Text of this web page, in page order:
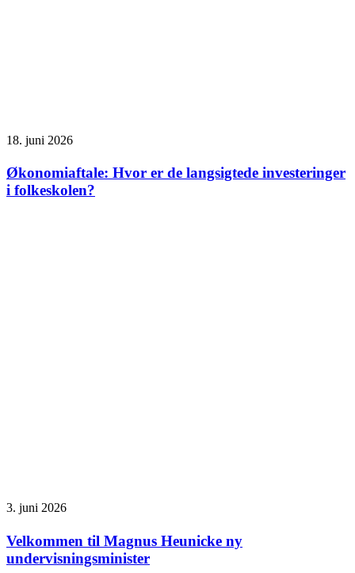
18. juni 2026
Økonomiaftale: Hvor er de langsigtede investeringer
i folkeskolen?
3. juni 2026
Velkommen til Magnus Heunicke ny
undervisningsminister